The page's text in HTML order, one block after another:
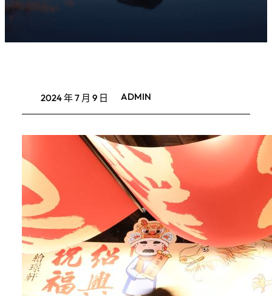
2024 年 7 月 9 日 ADMIN